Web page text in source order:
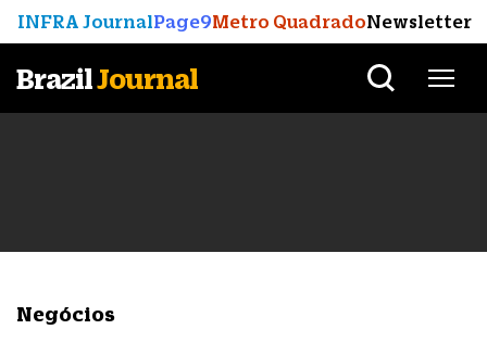
INFRA JournalPage9Metro QuadradoNewsletter
BrazilJournal
Negócios